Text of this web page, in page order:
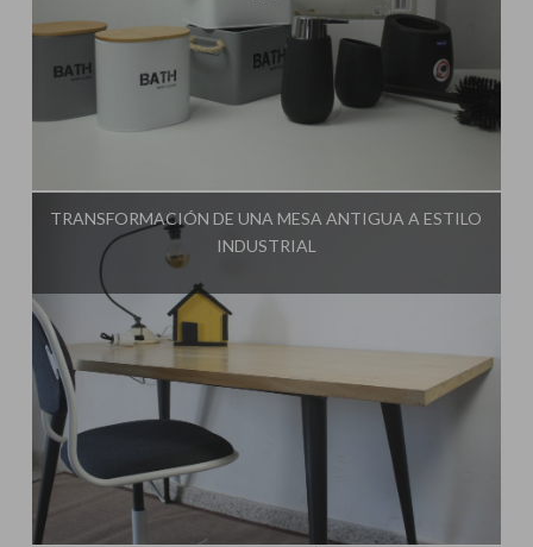
TRANSFORMACIÓN DE UNA MESA ANTIGUA A ESTILO
INDUSTRIAL
Influencer:Una Casa Diferente